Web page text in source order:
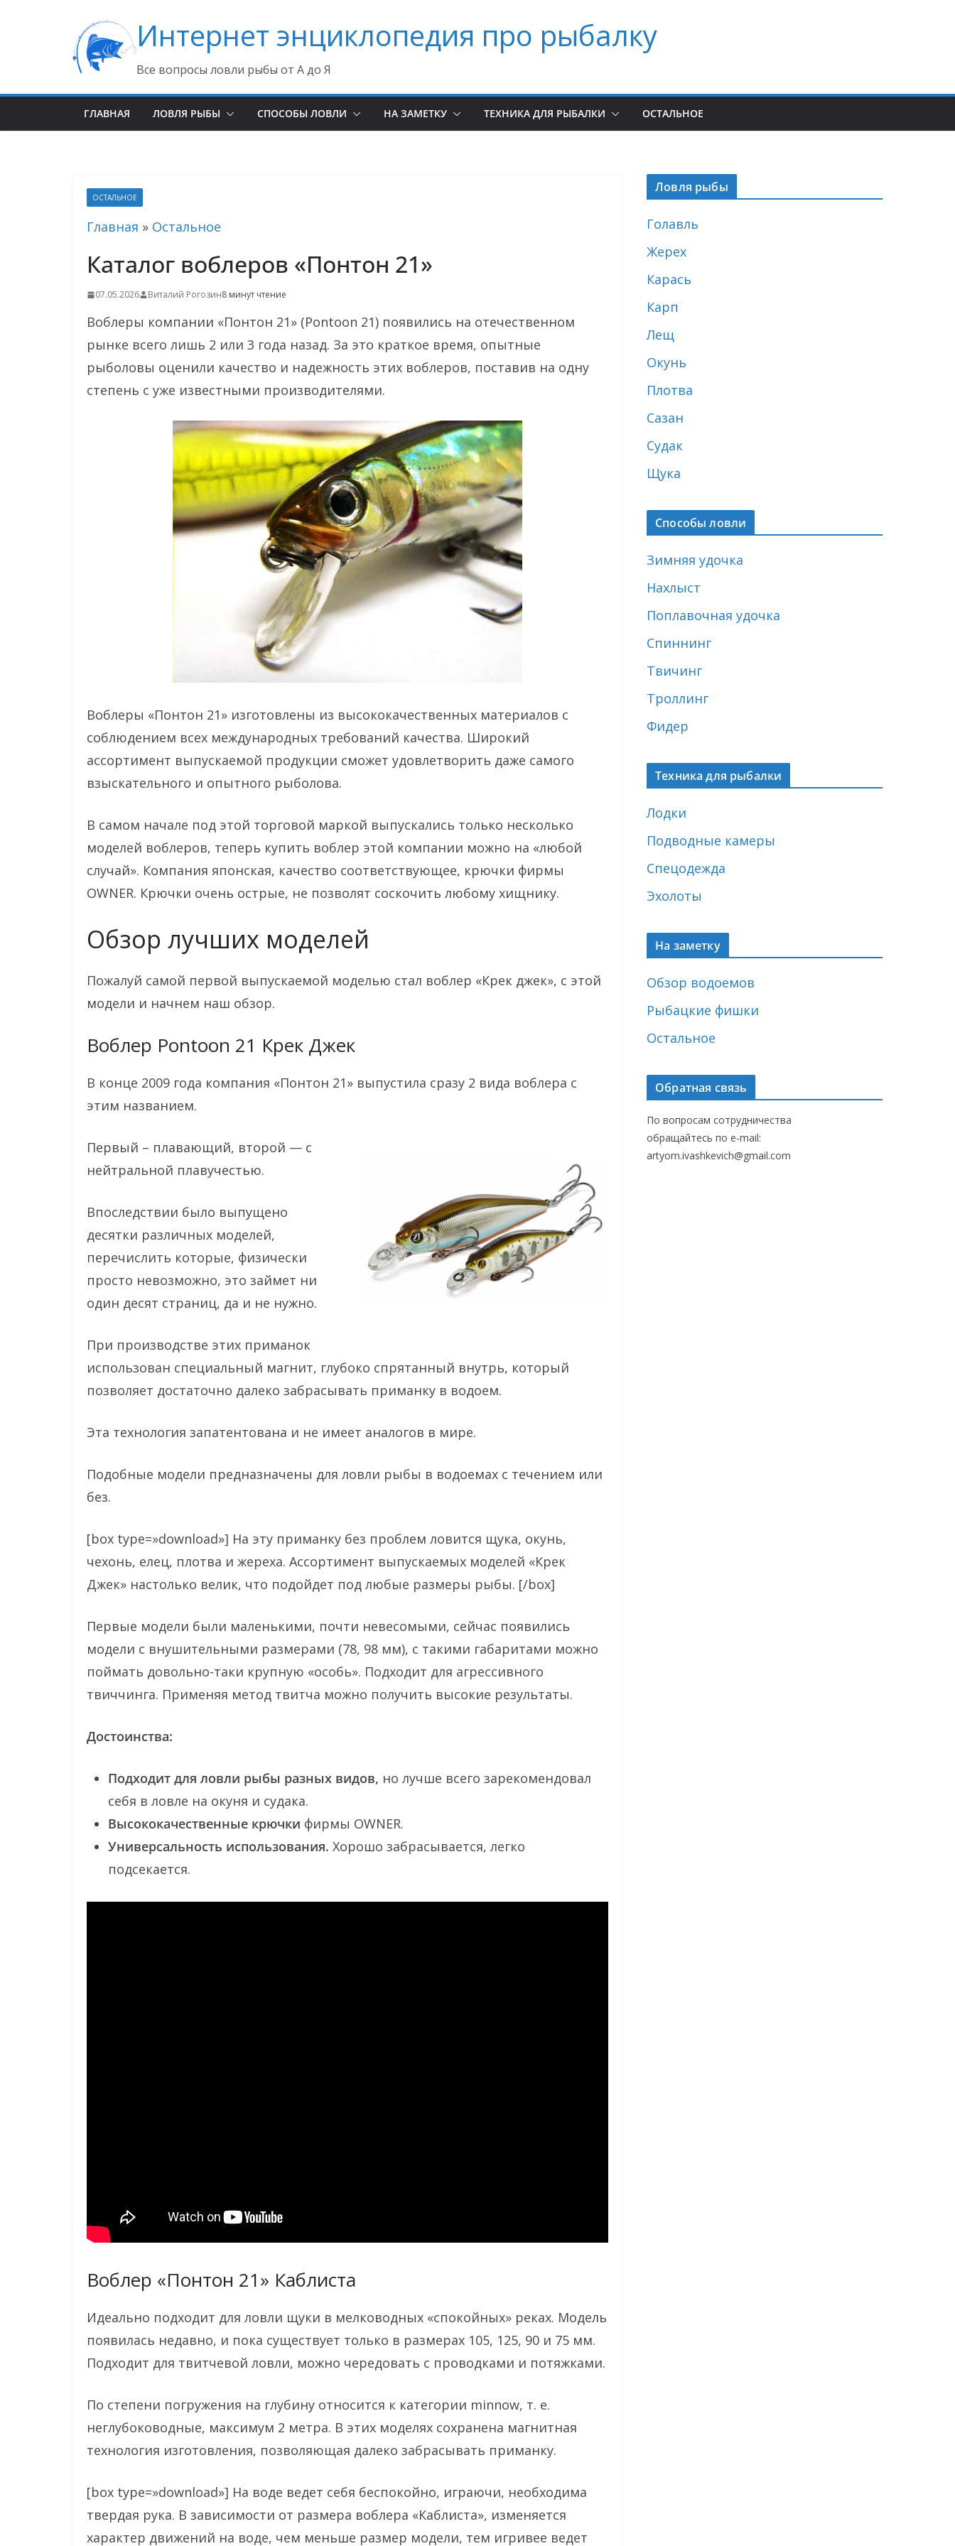
содержимому
Интернет энциклопедия про рыбалку
Все вопросы ловли рыбы от А до Я
ГЛАВНАЯ ЛОВЛЯ РЫБЫ СПОСОБЫ ЛОВЛИ НА ЗАМЕТКУ ТЕХНИКА ДЛЯ РЫБАЛКИ ОСТАЛЬНОЕ
ОСТАЛЬНОЕ
Главная » Остальное
Каталог воблеров «Понтон 21»
07.05.2026 Виталий Рогозин8 минут чтение
Воблеры компании «Понтон 21» (Pontoon 21) появились на отечественном
рынке всего лишь 2 или 3 года назад. За это краткое время, опытные
рыболовы оценили качество и надежность этих воблеров, поставив на одну
степень с уже известными производителями.
Воблеры «Понтон 21» изготовлены из высококачественных материалов с
соблюдением всех международных требований качества. Широкий
ассортимент выпускаемой продукции сможет удовлетворить даже самого
взыскательного и опытного рыболова.
В самом начале под этой торговой маркой выпускались только несколько
моделей воблеров, теперь купить воблер этой компании можно на «любой
случай». Компания японская, качество соответствующее, крючки фирмы
OWNER. Крючки очень острые, не позволят соскочить любому хищнику.
Обзор лучших моделей
Пожалуй самой первой выпускаемой моделью стал воблер «Крек джек», с этой
модели и начнем наш обзор.
Воблер Pontoon 21 Крек Джек
В конце 2009 года компания «Понтон 21» выпустила сразу 2 вида воблера с
этим названием.
Первый – плавающий, второй — с
нейтральной плавучестью.
Впоследствии было выпущено
десятки различных моделей,
перечислить которые, физически
просто невозможно, это займет ни
один десят страниц, да и не нужно.
При производстве этих приманок
использован специальный магнит, глубоко спрятанный внутрь, который
позволяет достаточно далеко забрасывать приманку в водоем.
Эта технология запатентована и не имеет аналогов в мире.
Подобные модели предназначены для ловли рыбы в водоемах с течением или
без.
[box type=»download»] На эту приманку без проблем ловится щука, окунь,
чехонь, елец, плотва и жереха. Ассортимент выпускаемых моделей «Крек
Джек» настолько велик, что подойдет под любые размеры рыбы. [/box]
Первые модели были маленькими, почти невесомыми, сейчас появились
модели с внушительными размерами (78, 98 мм), с такими габаритами можно
поймать довольно-таки крупную «особь». Подходит для агрессивного
твиччинга. Применяя метод твитча можно получить высокие результаты.
Достоинства:
Подходит для ловли рыбы разных видов, но лучше всего зарекомендовал
себя в ловле на окуня и судака.
Высококачественные крючки фирмы OWNER.
Универсальность использования. Хорошо забрасывается, легко
подсекается.
Воблер «Понтон 21» Каблиста
Идеально подходит для ловли щуки в мелководных «спокойных» реках. Модель
появилась недавно, и пока существует только в размерах 105, 125, 90 и 75 мм.
Подходит для твитчевой ловли, можно чередовать с проводками и потяжками.
По степени погружения на глубину относится к категории minnow, т. е.
неглубоководные, максимум 2 метра. В этих моделях сохранена магнитная
технология изготовления, позволяющая далеко забрасывать приманку.
[box type=»download»] На воде ведет себя беспокойно, играючи, необходима
твердая рука. В зависимости от размера воблера «Каблиста», изменяется
характер движений на воде, чем меньше размер модели, тем игривее ведет
Ловля рыбы
Голавль
Жерех
Карась
Карп
Лещ
Окунь
Плотва
Сазан
Судак
Щука
Способы ловли
Зимняя удочка
Нахлыст
Поплавочная удочка
Спиннинг
Твичинг
Троллинг
Фидер
Техника для рыбалки
Лодки
Подводные камеры
Спецодежда
Эхолоты
На заметку
Обзор водоемов
Рыбацкие фишки
Остальное
Обратная связь
По вопросам сотрудничества
обращайтесь по e-mail:
artyom.ivashkevich@gmail.com